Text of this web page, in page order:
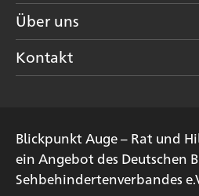
Über uns
Kontakt
Blickpunkt Auge – Rat und
ein Angebot des Deutschen
Sehbehindertenverbandes